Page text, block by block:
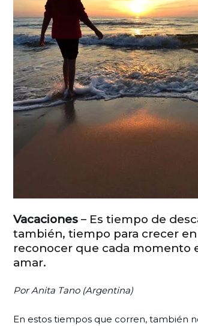
Vacaciones – Es tiempo de
también, tiempo para crecer
reconocer que cada momento
amar.
Por Anita Tano (Argentina)
En estos tiempos que corren, también